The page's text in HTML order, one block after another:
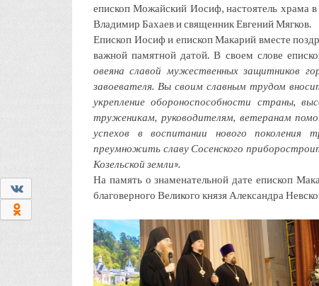
епископ Можайский Иосиф, настоятель храма
Владимир Бахаев и священник Евгений Мягков.
Епископ Иосиф и епископ Макарий вместе
важной памятной датой. В своем слове
овеяна славой мужественных защитников
завоевателя. Вы своим славным трудом
укрепление обороноспособности страны,
труженикам, руководителям, ветеранам
успехов в воспитании нового поколения
преумножить славу Сосенского
Козельской земли».
На память о знаменательной дате епископ
благоверного Великого князя Александра